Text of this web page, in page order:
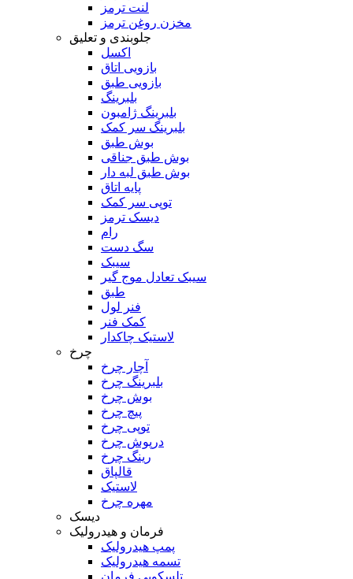
لنت ترمز
مخزن روغن ترمز
جلوبندی و تعلیق
اکسل
بازویی اتاق
بازویی طبق
بلبرینگ
بلبرینگ ژامبون
بلبرینگ سر کمک
بوش طبق
بوش طبق جناقی
بوش طبق لبه دار
پایه اتاق
توپی سر کمک
دیسک ترمز
رام
سگ دست
سیبک
سیبک تعادل موج گیر
طبق
فنر لول
کمک فنر
لاستیک چاکدار
چرخ
آچار چرخ
بلبرینگ چرخ
بوش چرخ
پیچ چرخ
توپی چرخ
درپوش چرخ
رینگ چرخ
قالپاق
لاستیک
مهره چرخ
دیسک
فرمان و هیدرولیک
پمپ هیدرولیک
تسمه هیدرولیک
تلسکوپی فرمان